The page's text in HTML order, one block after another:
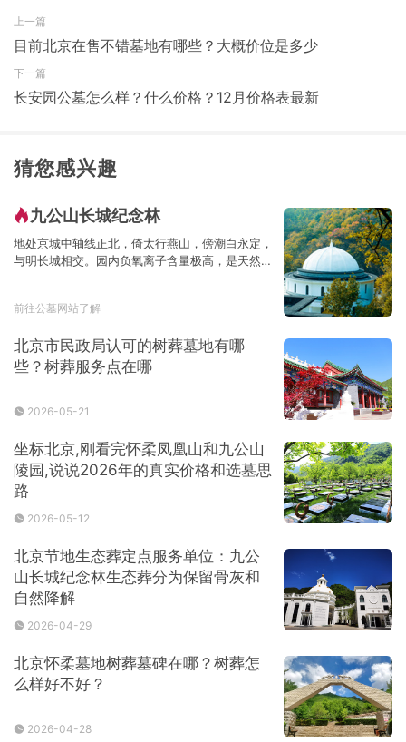
上一篇
目前北京在售不错墓地有哪些？大概价位是多少
下一篇
长安园公墓怎么样？什么价格？12月价格表最新
猜您感兴趣
九公山长城纪念林
地处京城中轴线正北，倚太行燕山，傍潮白永定，
与明长城相交。园内负氧离子含量极高，是天然的
前往公墓网站了解
北京市民政局认可的树葬墓地有哪
些？树葬服务点在哪
2026-05-21
坐标北京,刚看完怀柔凤凰山和九公山
陵园,说说2026年的真实价格和选墓思
路
2026-05-12
北京节地生态葬定点服务单位：九公
山长城纪念林生态葬分为保留骨灰和
自然降解
2026-04-29
北京怀柔墓地树葬墓碑在哪？树葬怎
么样好不好？
2026-04-28